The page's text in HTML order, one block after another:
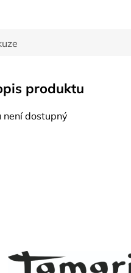
produktu
není dostupný